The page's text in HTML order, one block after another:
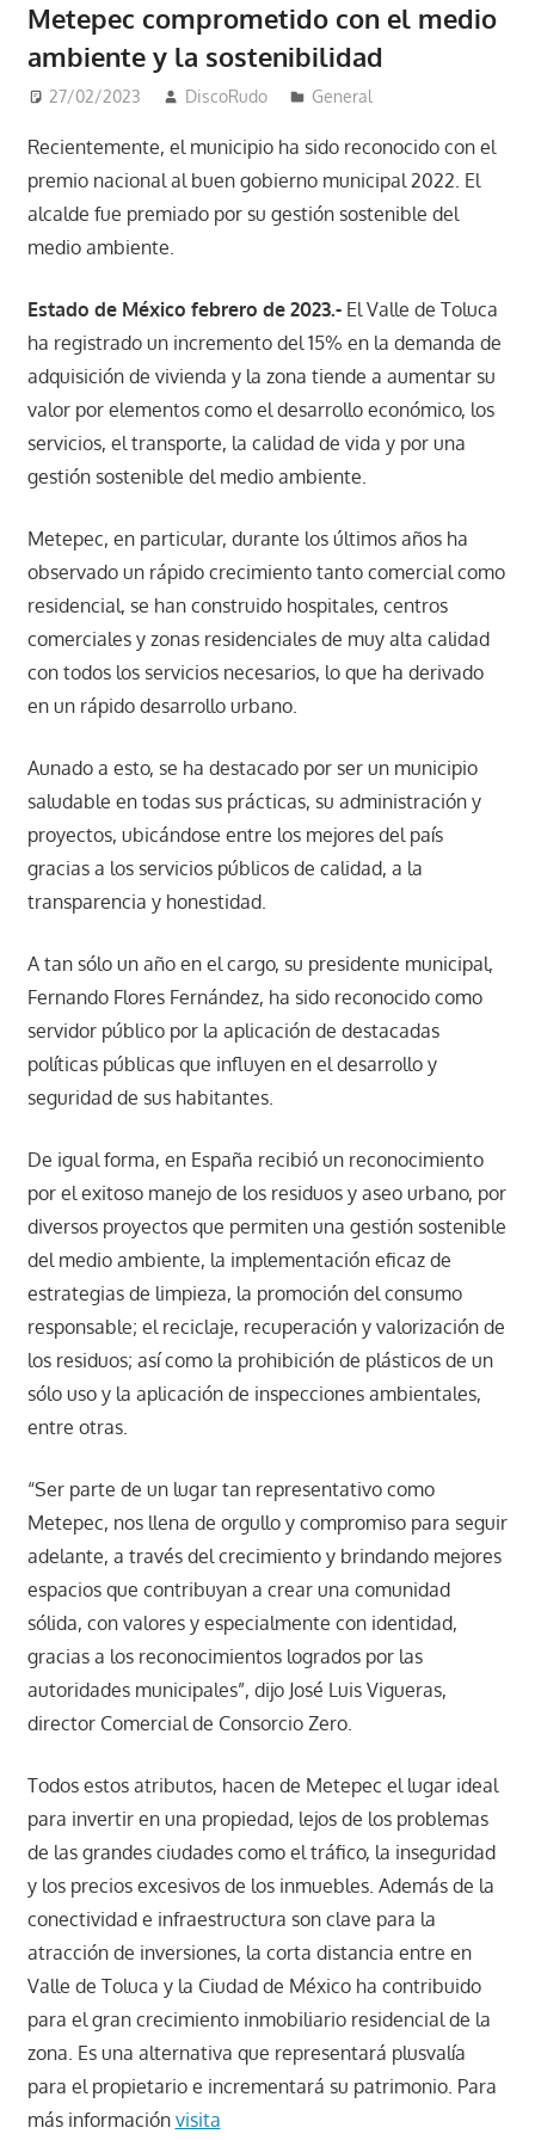
Metepec comprometido con el medio
ambiente y la sostenibilidad
27/02/2023 DiscoRudo General
Recientemente, el municipio ha sido reconocido con el
premio nacional al buen gobierno municipal 2022. El
alcalde fue premiado por su gestión sostenible del
medio ambiente.
Estado de México febrero de 2023.-El Valle de Toluca
ha registrado un incremento del 15% en la demanda de
adquisición de vivienda y la zona tiende a aumentar su
valor por elementos como el desarrollo económico, los
servicios, el transporte, la calidad de vida y por una
gestión sostenible del medio ambiente.
Metepec, en particular, durante los últimos años ha
observado un rápido crecimiento tanto comercial como
residencial, se han construido hospitales, centros
comerciales y zonas residenciales de muy alta calidad
con todos los servicios necesarios, lo que ha derivado
en un rápido desarrollo urbano.
Aunado a esto, se ha destacado por ser un municipio
saludable en todas sus prácticas, su administración y
proyectos, ubicándose entre los mejores del país
gracias a los servicios públicos de calidad, a la
transparencia y honestidad.
A tan sólo un año en el cargo, su presidente municipal,
Fernando Flores Fernández, ha sido reconocido como
servidor público por la aplicación de destacadas
políticas públicas que influyen en el desarrollo y
seguridad de sus habitantes.
De igual forma, en España recibió un reconocimiento
por el exitoso manejo de los residuos y aseo urbano, por
diversos proyectos que permiten una gestión sostenible
del medio ambiente, la implementación eficaz de
estrategias de limpieza, la promoción del consumo
responsable; el reciclaje, recuperación y valorización de
los residuos; así como la prohibición de plásticos de un
sólo uso y la aplicación de inspecciones ambientales,
entre otras.
“Ser parte de un lugar tan representativo como
Metepec, nos llena de orgullo y compromiso para seguir
adelante, a través del crecimiento y brindando mejores
espacios que contribuyan a crear una comunidad
sólida, con valores y especialmente con identidad,
gracias a los reconocimientos logrados por las
autoridades municipales”, dijo José Luis Vigueras,
director Comercial de Consorcio Zero.
Todos estos atributos, hacen de Metepec el lugar ideal
para invertir en una propiedad, lejos de los problemas
de las grandes ciudades como el tráfico, la inseguridad
y los precios excesivos de los inmuebles. Además de la
conectividad e infraestructura son clave para la
atracción de inversiones, la corta distancia entre en
Valle de Toluca y la Ciudad de México ha contribuido
para el gran crecimiento inmobiliario residencial de la
zona. Es una alternativa que representará plusvalía
para el propietario e incrementará su patrimonio. Para
más información visita